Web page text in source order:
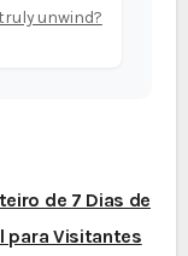
unwind?
de 7 Dias de
para Visitantes